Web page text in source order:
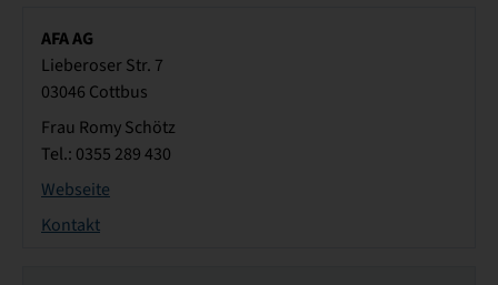
AFA AG
Lieberoser Str. 7
03046 Cottbus
Frau Romy Schötz
Tel.: 0355 289 430
Webseite
Kontakt